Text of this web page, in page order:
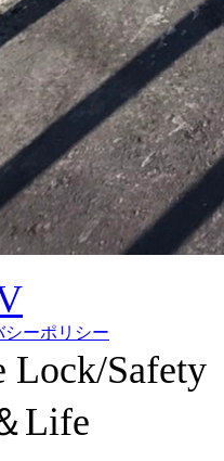
シーポリシー